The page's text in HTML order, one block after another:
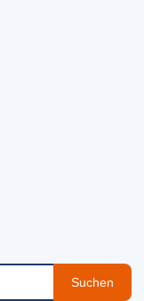
Suchen